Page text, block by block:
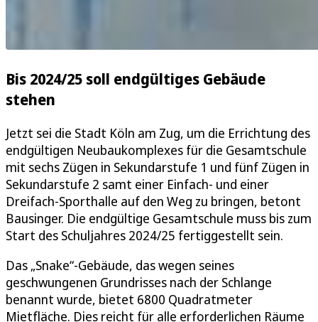
Bis 2024/25 soll endgültiges Gebäude
stehen
Jetzt sei die Stadt Köln am Zug, um die Errichtung des
endgültigen Neubaukomplexes für die Gesamtschule
mit sechs Zügen in Sekundarstufe 1 und fünf Zügen in
Sekundarstufe 2 samt einer Einfach- und einer
Dreifach-Sporthalle auf den Weg zu bringen, betont
Bausinger. Die endgültige Gesamtschule muss bis zum
Start des Schuljahres 2024/25 fertiggestellt sein.
Das „Snake“-Gebäude, das wegen seines
geschwungenen Grundrisses nach der Schlange
benannt wurde, bietet 6800 Quadratmeter
Mietfläche. Dies reicht für alle erforderlichen Räume